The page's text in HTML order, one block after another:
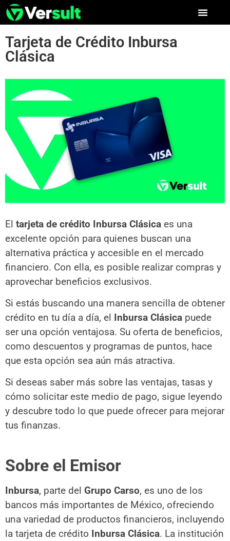
Tarjeta de Crédito Inbursa
Clásica
El tarjeta de crédito Inbursa Clásica es una
excelente opción para quienes buscan una
alternativa práctica y accesible en el mercado
financiero. Con ella, es posible realizar compras y
aprovechar beneficios exclusivos.
Si estás buscando una manera sencilla de obtener
crédito en tu día a día, el Inbursa Clásica puede
ser una opción ventajosa. Su oferta de beneficios,
como descuentos y programas de puntos, hace
que esta opción sea aún más atractiva.
Si deseas saber más sobre las ventajas, tasas y
cómo solicitar este medio de pago, sigue leyendo
y descubre todo lo que puede ofrecer para mejorar
tus finanzas.
Sobre el Emisor
Inbursa, parte del Grupo Carso, es uno de los
bancos más importantes de México, ofreciendo
una variedad de productos financieros, incluyendo
la tarjeta de crédito Inbursa Clásica. La institución